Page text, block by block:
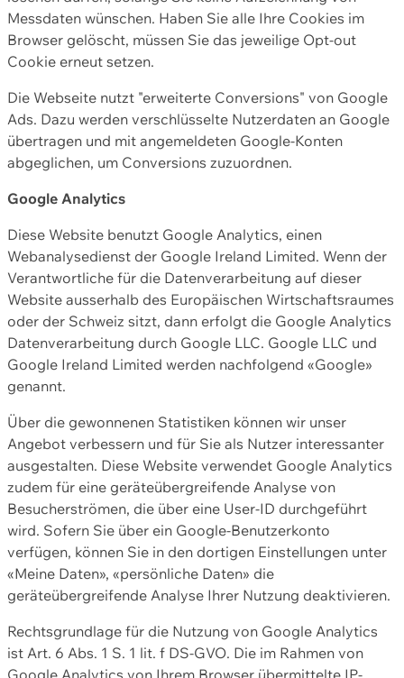
Messdaten wünschen. Haben Sie alle Ihre Cookies im
Browser gelöscht, müssen Sie das jeweilige Opt-out
Cookie erneut setzen.
Die Webseite nutzt "erweiterte Conversions" von Google
Ads. Dazu werden verschlüsselte Nutzerdaten an Google
übertragen und mit angemeldeten Google-Konten
abgeglichen, um Conversions zuzuordnen.
Google Analytics
Diese Website benutzt Google Analytics, einen
Webanalysedienst der Google Ireland Limited. Wenn der
Verantwortliche für die Datenverarbeitung auf dieser
Website ausserhalb des Europäischen Wirtschaftsraumes
oder der Schweiz sitzt, dann erfolgt die Google Analytics
Datenverarbeitung durch Google LLC. Google LLC und
Google Ireland Limited werden nachfolgend «Google»
genannt.
Über die gewonnenen Statistiken können wir unser
Angebot verbessern und für Sie als Nutzer interessanter
ausgestalten. Diese Website verwendet Google Analytics
zudem für eine geräteübergreifende Analyse von
Besucherströmen, die über eine User-ID durchgeführt
wird. Sofern Sie über ein Google-Benutzerkonto
verfügen, können Sie in den dortigen Einstellungen unter
«Meine Daten», «persönliche Daten» die
geräteübergreifende Analyse Ihrer Nutzung deaktivieren.
Rechtsgrundlage für die Nutzung von Google Analytics
ist Art. 6 Abs. 1 S. 1 lit. f DS-GVO. Die im Rahmen von